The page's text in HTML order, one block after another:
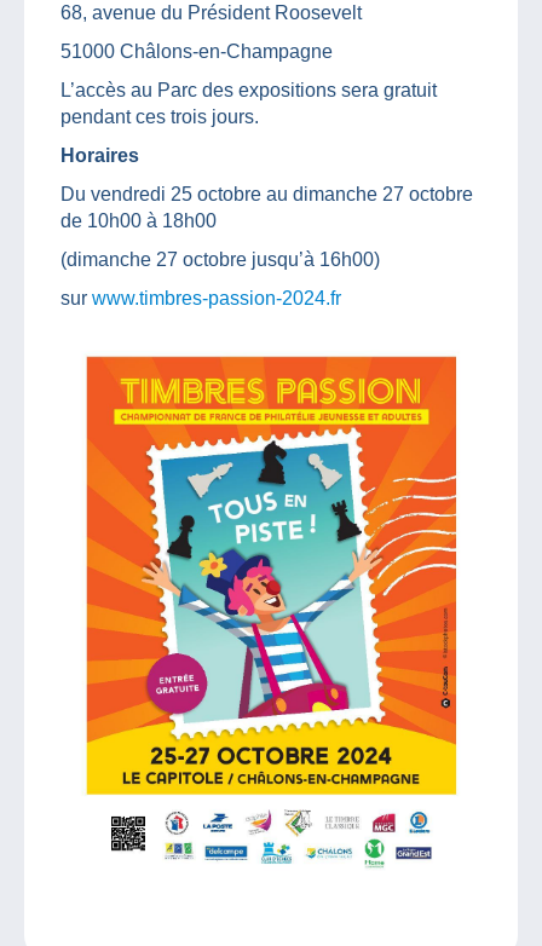
68, avenue du Président Roosevelt
51000 Châlons-en-Champagne
L’accès au Parc des expositions sera gratuit
pendant ces trois jours.
Horaires
Du vendredi 25 octobre au dimanche 27 octobre
de 10h00 à 18h00
(dimanche 27 octobre jusqu’à 16h00)
sur www.timbres-passion-2024.fr